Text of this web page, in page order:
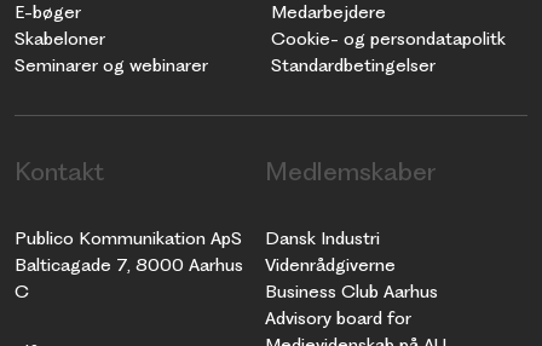
E-bøger
Skabeloner
Seminarer og webinarer
Medarbejdere
Cookie- og persondatapolitk
Standardbetingelser
Kontakt
Publico Kommunikation ApS
Balticagade 7, 8000 Aarhus
C
Medlemskaber
Dansk Industri
Videnrådgiverne
Business Club Aarhus
Advisory board for